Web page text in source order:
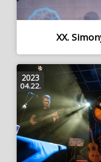
XX.
2023
04.22.